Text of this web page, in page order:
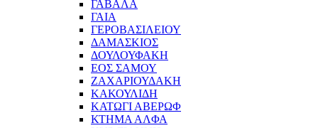
ΓΑΒΑΛΑ
ΓΑΙΑ
ΓΕΡΟΒΑΣΙΛΕΙΟΥ
ΔΑΜΑΣΚΙΟΣ
ΔΟΥΛΟΥΦΑΚΗ
ΕΟΣ ΣΑΜΟΥ
ΖΑΧΑΡΙΟΥΔΑΚΗ
ΚΑΚΟΥΛΙΔΗ
ΚΑΤΩΓΙ ΑΒΕΡΩΦ
ΚΤΗΜΑ ΑΛΦΑ